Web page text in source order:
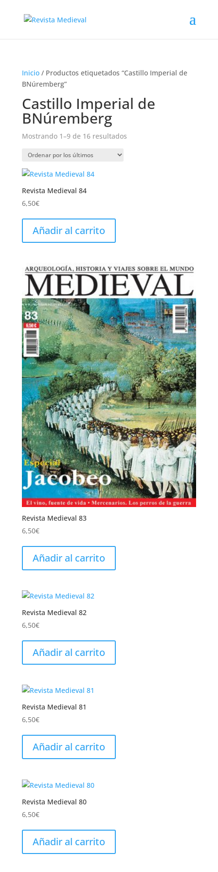
Inicio/ Productos etiquetados “Castillo Imperial de
BNúremberg”
Castillo Imperial de
BNúremberg
Mostrando 1–9 de 16 resultadosOrdenado
Revista Medieval 84
6,50€
Añadir al carrito
Revista Medieval 83
6,50€
Añadir al carrito
Revista Medieval 82
6,50€
Añadir al carrito
Revista Medieval 81
6,50€
Añadir al carrito
Revista Medieval 80
6,50€
Añadir al carrito